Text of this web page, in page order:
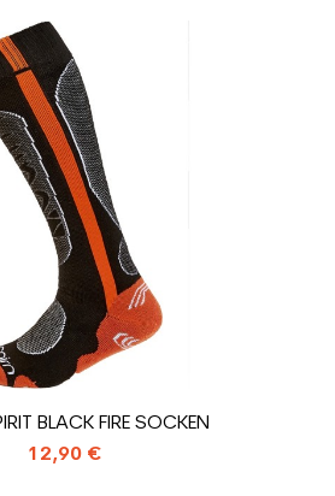
BLACK FIRE SOCKEN
12,90 €